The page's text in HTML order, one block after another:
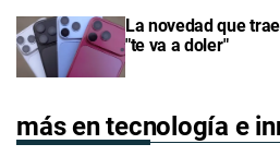
La novedad que
"te va a doler"
más en tecnología e